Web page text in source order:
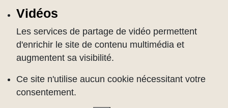
Vidéos
Les services de partage de vidéo permettent
d'enrichir le site de contenu multimédia et
augmentent sa visibilité.
Ce site n'utilise aucun cookie nécessitant votre
consentement.